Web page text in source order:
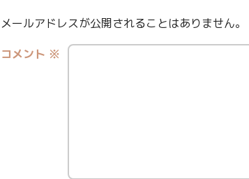
メールアドレスが公開されることはありません。
コメント ※